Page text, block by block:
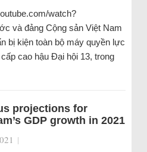
watch?
và đảng Cộng sản Việt Nam
bị kiện toàn bộ máy quyền lực
cao hậu Đại hội 13, trong
projections for
GDP growth in 2021
|